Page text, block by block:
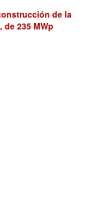
de la
235 MWp